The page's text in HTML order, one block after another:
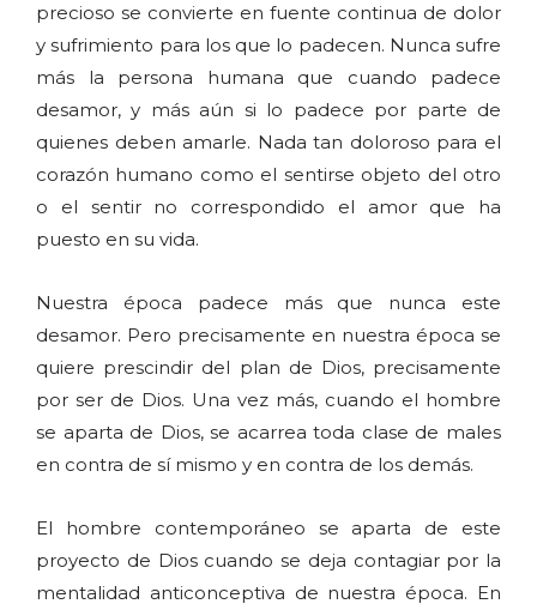
precioso se convierte en fuente continua de dolor
y sufrimiento para los que lo padecen. Nunca sufre
más la persona humana que cuando padece
desamor, y más aún si lo padece por parte de
quienes deben amarle. Nada tan doloroso para el
corazón humano como el sentirse objeto del otro
o el sentir no correspondido el amor que ha
puesto en su vida.
Nuestra época padece más que nunca este
desamor. Pero precisamente en nuestra época se
quiere prescindir del plan de Dios, precisamente
por ser de Dios. Una vez más, cuando el hombre
se aparta de Dios, se acarrea toda clase de males
en contra de sí mismo y en contra de los demás.
El hombre contemporáneo se aparta de este
proyecto de Dios cuando se deja contagiar por la
mentalidad anticonceptiva de nuestra época. En